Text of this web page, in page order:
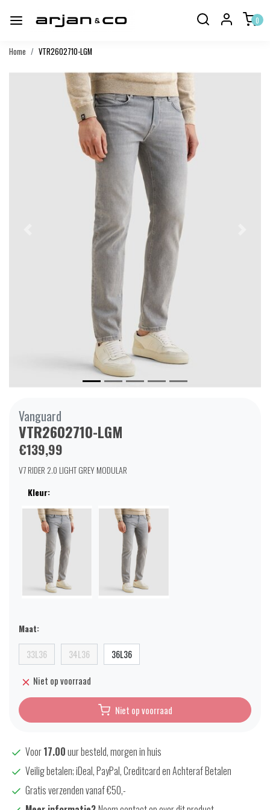
0
Home VTR2602710-LGM
Vanguard
VTR2602710-LGM
€139,99
V7 RIDER 2.0 LIGHT GREY MODULAR
Kleur:
Maat:
33L36 34L36 36L36
Niet op voorraad
Niet op voorraad
Voor17.00uur besteld, morgen in huis
Veilig betalen; iDeal, PayPal, Creditcard en Achteraf Betalen
Gratis verzenden vanaf €50,-